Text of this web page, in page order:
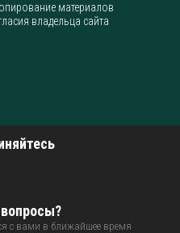
материалов
владельца сайта
с вами в ближайшее время